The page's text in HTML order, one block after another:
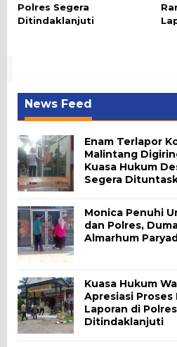
Polres Segera
Ditindaklanjuti
News Feed
Enam Terlapor
Malintang
Kuasa Hukum
Segera
Monica Penuhi
dan Polres,
Almarhum
Kuasa Hukum
Apresiasi Proses
Laporan di
Ditindaklanjuti